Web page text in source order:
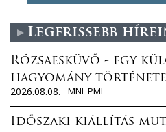
Legfrissebb
Rózsaesküvő - egy
hagyomány története
2026.08.08.
MNL PML
Időszaki kiállítás